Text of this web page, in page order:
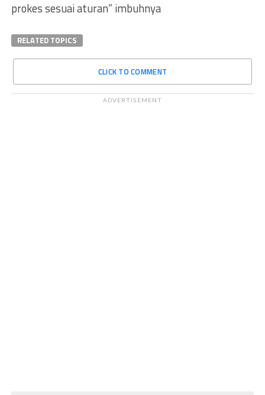
prokes sesuai aturan” imbuhnya
RELATED TOPICS
CLICK TO COMMENT
ADVERTISEMENT